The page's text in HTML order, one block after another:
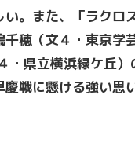
。また、「ラクロ
穂（文４・東京
・県立横浜緑ケ丘）
戦に懸ける強い思